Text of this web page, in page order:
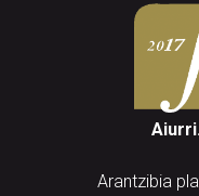
Arantzibia